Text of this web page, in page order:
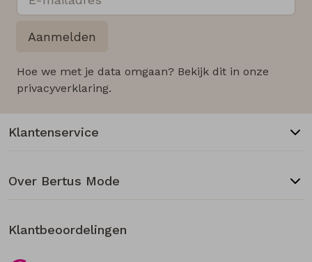
Aanmelden
Hoe we met je data omgaan? Bekijk dit in onze
privacyverklaring.
Klantenservice
Over Bertus Mode
Klantbeoordelingen